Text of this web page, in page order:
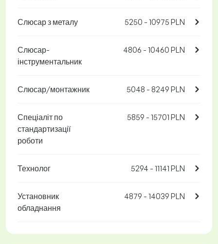
Слюсар з металу 5250 - 10975 PLN
Слюсар-
інструментальник
4806 - 10460 PLN
Слюсар/монтажник 5048 - 8249 PLN
Спеціаліт по
стандартизації
роботи
5859 - 15701 PLN
Технолог 5294 - 11141 PLN
Установник
обладнання
4879 - 14039 PLN